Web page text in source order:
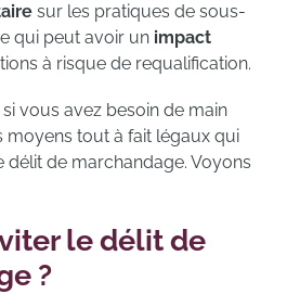
sur les pratiques de sous-
qui peut avoir un impact
à risque de requalification.
vous avez besoin de main
moyens tout à fait légaux qui
délit de marchandage. Voyons
le délit de
?